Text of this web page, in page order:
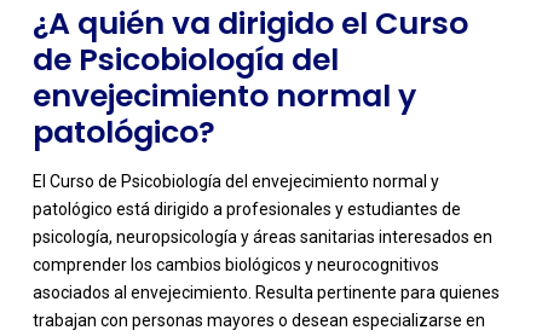
¿A quién va dirigido el Curso
de Psicobiología del
envejecimiento normal y
patológico?
El Curso de Psicobiología del envejecimiento normal y
patológico está dirigido a profesionales y estudiantes de
psicología, neuropsicología y áreas sanitarias interesados en
comprender los cambios biológicos y neurocognitivos
asociados al envejecimiento. Resulta pertinente para quienes
trabajan con personas mayores o desean especializarse en